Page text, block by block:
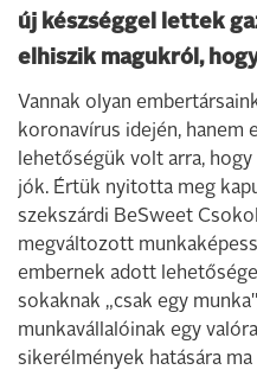
új készséggel lettek
elhiszik magukról,
Vannak olyan
koronavírus idején,
lehetőségük volt arra,
jók. Értük nyitotta meg
szekszárdi BeSweet
megváltozott
embernek adott
sokaknak „csak egy
munkavállalóinak egy
sikerélmények hatására